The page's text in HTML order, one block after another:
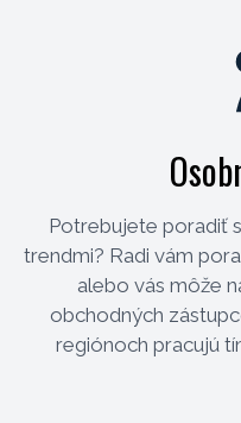
Potrebujete poradiť
trendmi? Radi vám
alebo vás môže
obchodných
regiónoch pracujú